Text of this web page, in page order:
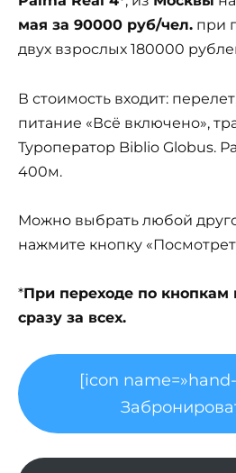
мая за 90000 руб/чел. при
двух взрослых 180000
В стоимость входит:
питание «Всё включено»,
Туроператор Biblio Globus.
400м.
Можно выбрать любой
нажмите кнопку
*При переходе по кнопкам
сразу за всех.
[icon